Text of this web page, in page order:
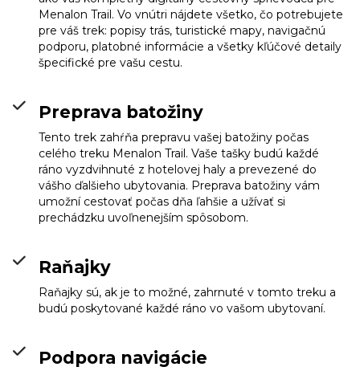
Menalon Trail. Vo vnútri nájdete všetko, čo potrebujete
pre váš trek: popisy trás, turistické mapy, navigačnú
podporu, platobné informácie a všetky kľúčové detaily
špecifické pre vašu cestu.
Preprava batožiny
Tento trek zahŕňa prepravu vašej batožiny počas
celého treku Menalon Trail. Vaše tašky budú každé
ráno vyzdvihnuté z hotelovej haly a prevezené do
vášho ďalšieho ubytovania. Preprava batožiny vám
umožní cestovať počas dňa ľahšie a užívať si
prechádzku uvoľnenejším spôsobom.
Raňajky
Raňajky sú, ak je to možné, zahrnuté v tomto treku a
budú poskytované každé ráno vo vašom ubytovaní.
Podpora navigácie